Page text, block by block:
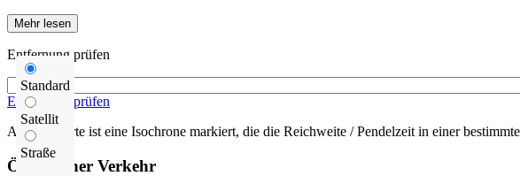
Mehr lesen
Standard
Satellit
Straße
Entfernung prüfen
Entfernung prüfen
Auf der Karte ist eine Isochrone markiert, die die Reichweite / Pendelzeit in einer
Öffentlicher Verkehr